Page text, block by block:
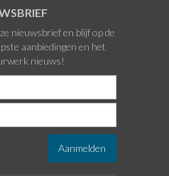
nieuwsbrief en blijf op de
aanbiedingen en het
nieuws!